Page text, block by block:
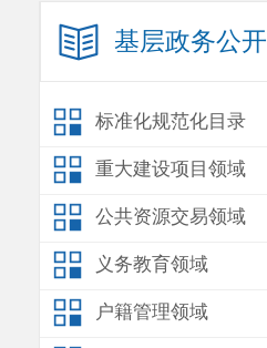
基层政务公开
标准化规范化目录
重大建设项目领域
公共资源交易领域
义务教育领域
户籍管理领域